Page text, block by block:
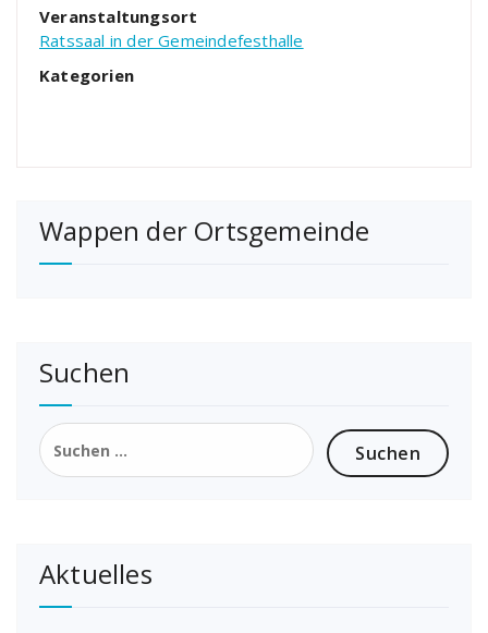
Veranstaltungsort
Ratssaal in der Gemeindefesthalle
Kategorien
Wappen der Ortsgemeinde
Suchen
Suchen
nach:
Aktuelles